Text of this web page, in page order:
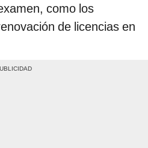
como los
de licencias en